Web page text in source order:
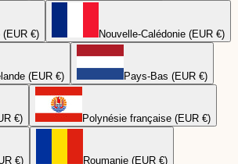
(EUR €) Nouvelle-Calédonie (EUR €)
(EUR €) Pays-Bas (EUR €)
€) Polynésie française (EUR €)
€) Roumanie (EUR €)